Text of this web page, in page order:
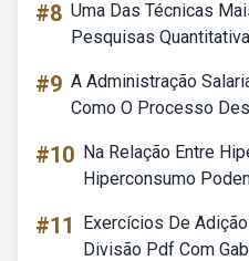
#8 Uma Das Técnicas
Pesquisas
#9 A Administração
Como O Processo
#10 Na Relação Entre
Hiperconsumo
#11
Exercícios De
Divisão Pdf Com